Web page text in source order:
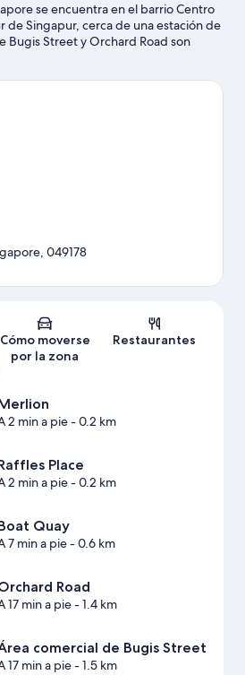
se encuentra en el barrio Centro
de Singapur, cerca de una estación de
Bugis Street y Orchard Road son
los amantes de las tiendas;
Studios Singapore™. ¿Te
Mapa
049178
Cómo moverse
por la zona
Restaurantes
2 min a pie- 0.2 km
Place
2 min a pie- 0.2 km
Quay
7 min a pie- 0.6 km
Road
17 min a pie- 1.4 km
comercial de Bugis Street
17 min a pie- 1.5 km